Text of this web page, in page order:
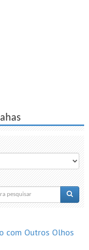
com Outros Olhos